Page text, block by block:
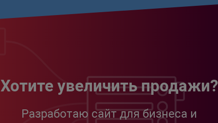
Хотите увеличить продажи?
Разработаю сайт для бизнеса и